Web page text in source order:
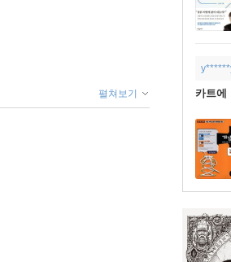
카트에
펼쳐보기